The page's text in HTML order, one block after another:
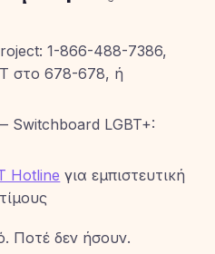
1-866-488-7386,
στο 678-678, ή
Switchboard LGBT+:
Hotline για εμπιστευτική
Ποτέ δεν ήσουν.